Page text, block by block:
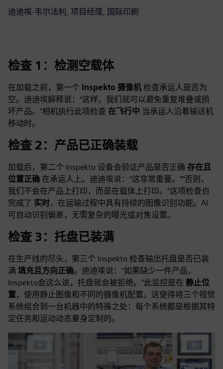
迪迪埃·韦尔法利, 项目经理, 国际印刷
检查 1：检测空载体
在加载之前，第一个 Inspekto 摄像机 检查承运人是否为
空。迪迪埃解释说：“这样，我们就可以避免重复堆叠或损
坏产品。”相机执行此项检查 在飞行中 当承运人沿着输送机
移动时。
检查 2：产品已正确装载
加载后，第二个 Inspekto 设备会验证产品是否正确 存在且
位置正确 在承运人上。迪迪埃说：“这非常重要。”“否则，
我们不会在产品上打印，而是在载体上打印。”这项检查也
完成了 实时，在运输过程中具有持续的图像识别功能。AI
可自动识别偏差，无需复杂的曝光或对焦设置。
检查 3：托盘已装满
在生产线的尽头，第三个 Inspekto 检查输出托盘是否已装
满 填充且方向正确。迪迪埃说：“如果缺少一件产品，
Inspekto会这么说，托盘就会被拒绝。”此监控是在 静止位
置，使用静止图像和不同的摄像机配置。这使得将三个视觉
系统组合到一台机器中的特殊之处：每个系统都是根据其特
定任务和运动动态量身定制的。